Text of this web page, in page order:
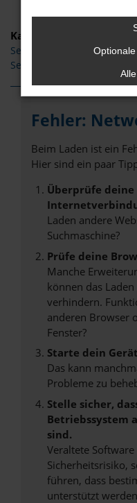
Kategorie
Seat Ateca
Seat Ateca Tageszulassung
Fehler:
Beim Laden ist ein
Hier sind ein paar
Überprüfe
Laden andere
Suchmaschine?
Prüfe deine
Manche
können das
verhindern.
anderen Browser
Fenster?
Starte dein
Das kann
Probleme zu
Stelle sicher,
Betriebssystem
sind.
Veraltete
Sicherheitsrisiko,
führen, dass
unterstützt